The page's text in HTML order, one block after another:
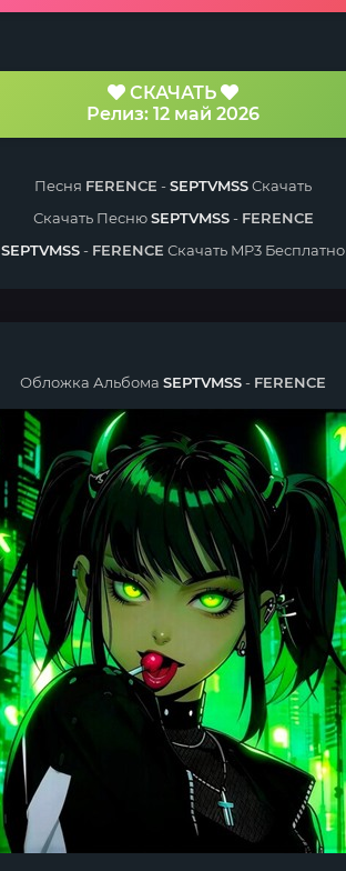
СКАЧАТЬ
Релиз: 12 май 2026
Песня FERENCE -SEPTVMSSСкачать
Скачать ПеснюSEPTVMSS- FERENCE
SEPTVMSS- FERENCE Скачать MP3 Бесплатно
Обложка Альбома SEPTVMSS- FERENCE